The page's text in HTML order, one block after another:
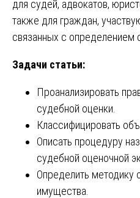
для судей, адвокатов,
также для граждан,
связанных с определением
Задачи статьи:
Проанализировать
судебной оценки.
Классифицировать
Описать процедуру
судебной оценочной
Определить методику
имущества.